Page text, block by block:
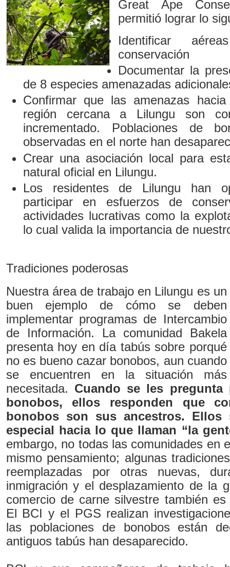
Great Ape
permitió lograr lo
Identificar
conservación
Documentar la
de 8 especies amenazadas
Confirmar que las amenazas
región cercana a Lilungu son
incrementado. Poblaciones de
observadas en el norte han
Crear una asociación local para
natural oficial en Lilungu.
Los residentes de Lilungu han
participar en esfuerzos de
actividades lucrativas como la
lo cual valida la importancia de
Tradiciones poderosas
Nuestra área de trabajo en Lilungu es un
buen ejemplo de cómo se deben
implementar programas de Intercambio
de Información. La comunidad Bakela
presenta hoy en día tabús sobre porqué
no es bueno cazar bonobos, aun cuando
se encuentren en la situación más
necesitada. Cuando se les
bonobos, ellos responden que
bonobos son sus ancestros. Ellos
especial hacia lo que llaman “la
embargo, no todas las comunidades en
mismo pensamiento; algunas
reemplazadas por otras nuevas,
inmigración y el desplazamiento de la
comercio de carne silvestre también
El BCI y el PGS realizan
las poblaciones de bonobos están
antiguos tabús han desaparecido.